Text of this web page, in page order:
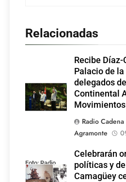
Relacionadas
Recibe Díaz-
Palacio de
delegados
Continental
Movimientos
Radio Cadena
Agramonte
Foto: Radio
Rebelde
Celebrarán
políticas y
Camagüey